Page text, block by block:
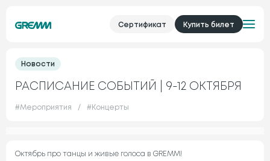
Сертификат Купить билет
Новости
РАСПИСАНИЕ СОБЫТИЙ | 9-12 ОКТЯБРЯ
#Мероприятия / # Концерты
Октябрь про танцы и живые голоса в GREMM!